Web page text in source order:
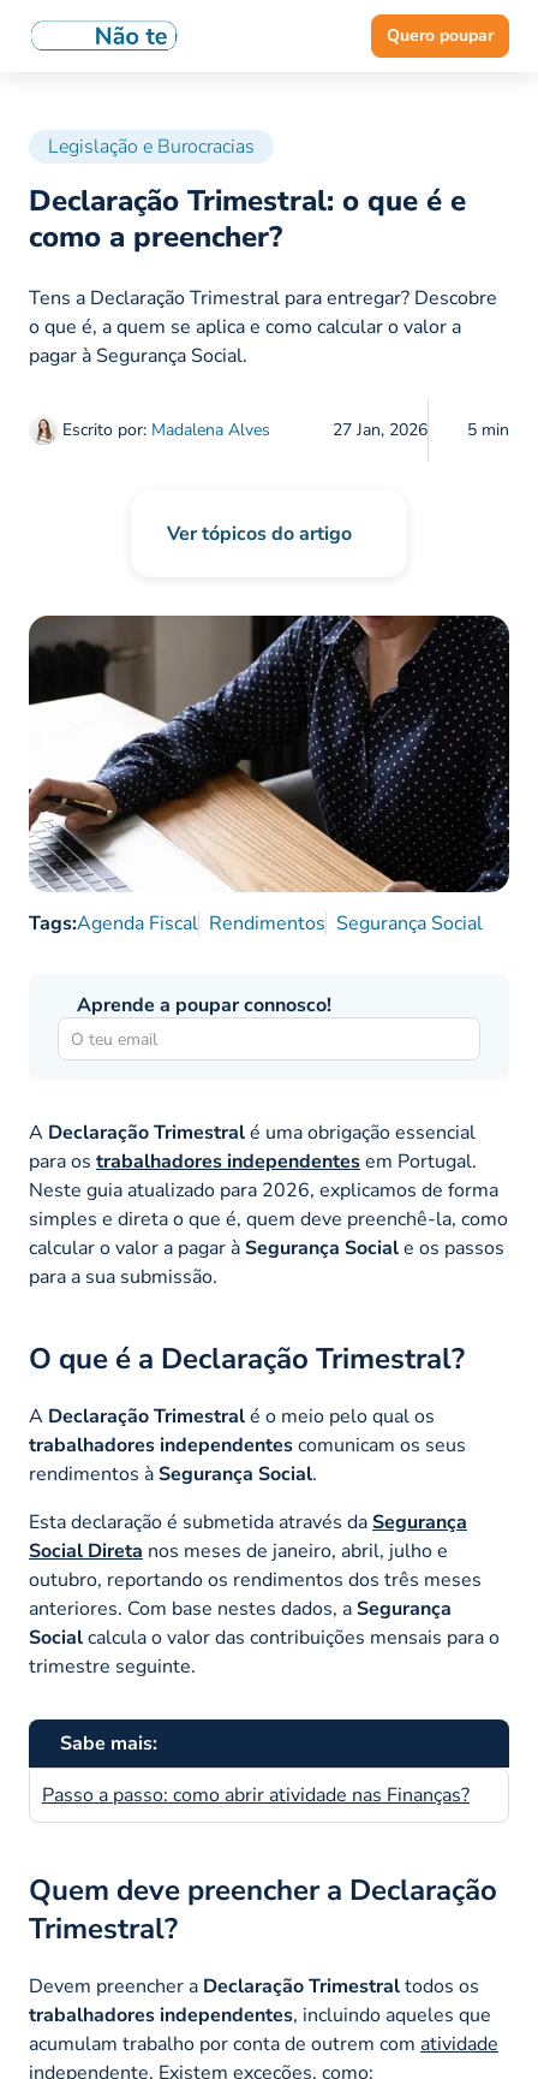
Quero poupar
Legislação e Burocracias
Declaração Trimestral: o que é e
como a preencher?
Escrito por: Madalena Alves 27 Jan, 2026 5 min
Tens a Declaração Trimestral para entregar? Descobre
o que é, a quem se aplica e como calcular o valor a
pagar à Segurança Social.
Ver tópicos do artigo
Tags:Agenda Fiscal Rendimentos Segurança Social
Aprende a poupar connosco!
A Declaração Trimestralé uma obrigação essencial
para os trabalhadores independentesem Portugal.
Neste guia atualizado para 2026, explicamos de forma
simples e direta o que é, quem deve preenchê-la, como
calcular o valor a pagar àSegurança Sociale os passos
para a sua submissão.
O que é a Declaração Trimestral?
A Declaração Trimestralé o meio pelo qual os
trabalhadores independentescomunicam os seus
rendimentos àSegurança Social.
Esta declaração é submetida através daSegurança
Social Direta nos meses de janeiro, abril, julho e
outubro, reportando os rendimentos dos três meses
anteriores. Com base nestes dados, aSegurança
Socialcalcula o valor das contribuições mensais para o
trimestre seguinte.
Sabe mais:
Passo a passo: como abrir atividade nas Finanças?
Quem deve preencher a Declaração
Trimestral?
Devem preencher a Declaração Trimestraltodos os
trabalhadores independentes, incluindo aqueles que
acumulam trabalho por conta de outrem com atividade
independente. Existem exceções, como: